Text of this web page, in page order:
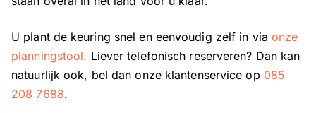
U plant de keuring snel en eenvoudig zelf in via onze
planningstool. Liever telefonisch reserveren? Dan kan
natuurlijk ook, bel dan onze klantenservice op 085
208 7688.